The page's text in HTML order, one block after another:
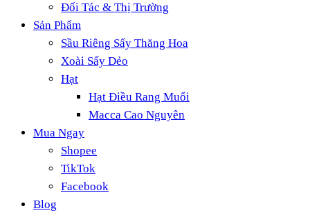
Đối Tác & Thị Trường
Sản Phẩm
Sầu Riêng Sấy Thăng Hoa
Xoài Sấy Dẻo
Hạt
Hạt Điều Rang Muối
Macca Cao Nguyên
Mua Ngay
Shopee
TikTok
Facebook
Blog